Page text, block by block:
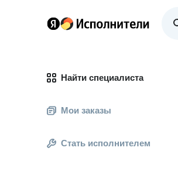
Найти специалиста
Мои заказы
Стать исполнителем